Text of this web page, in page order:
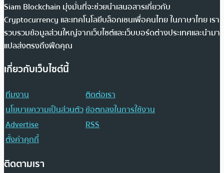
Siam Blockchain มุ่งมั่นที่จะช่วยนำเสนอสารเกี่ยวกับ
Cryptocurrency และเทคโนโลยีบล็อกเชนเพื่อคนไทย ในภาษาไทย เรา
รวบรวมข้อมูลส่วนใหญ่จากเว็บไซต์และเว็บบอร์ดต่างประเทศและนำมา
แปลส่งตรงถึงฟีดคุณ
เกี่ยวกับเว็บไซต์นี้
ทีมงาน
ติดต่อเรา
นโยบายความเป็นส่วนตัวข้อตกลงในการใช้งาน
Advertise
RSS
ตั้งค่าคุกกี้
ติดตามเรา